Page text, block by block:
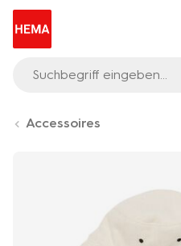
Suchbegriff eingeben...
Accessoires